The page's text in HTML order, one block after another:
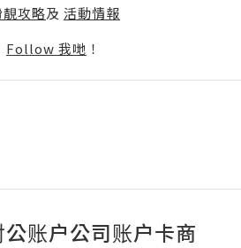
靚攻略及 活動情報
Follow 我哋 ！
账户公司账户卡商